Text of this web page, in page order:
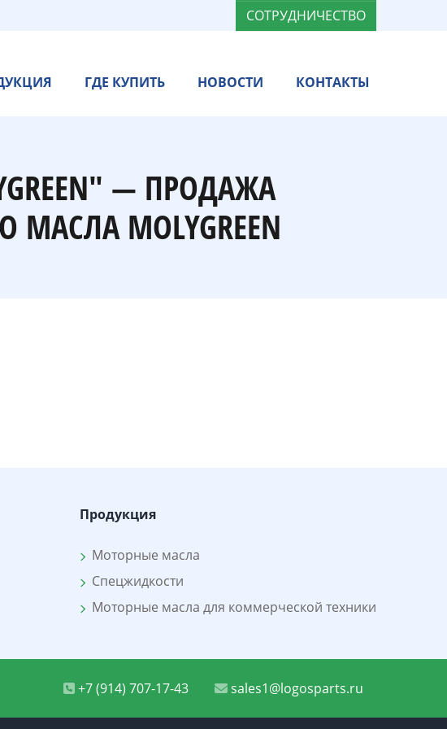
ГДЕ КУПИТЬ НОВОСТИ КОНТАКТЫ
СОТРУДНИЧЕСТВО
— ПРОДАЖА
MOLYGREEN
Продукция
Моторные масла
Спецжидкости
Моторные масла для коммерческой техники
+7 (914) 707-17-43 sales1@logosparts.ru